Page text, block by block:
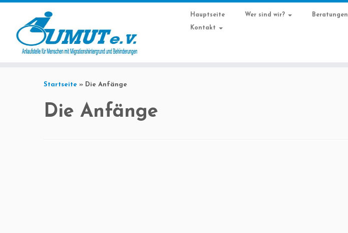
Hauptseite Wer sind wir? Beratungen
Kontakt
Startseite » Die Anfänge
Die Anfänge